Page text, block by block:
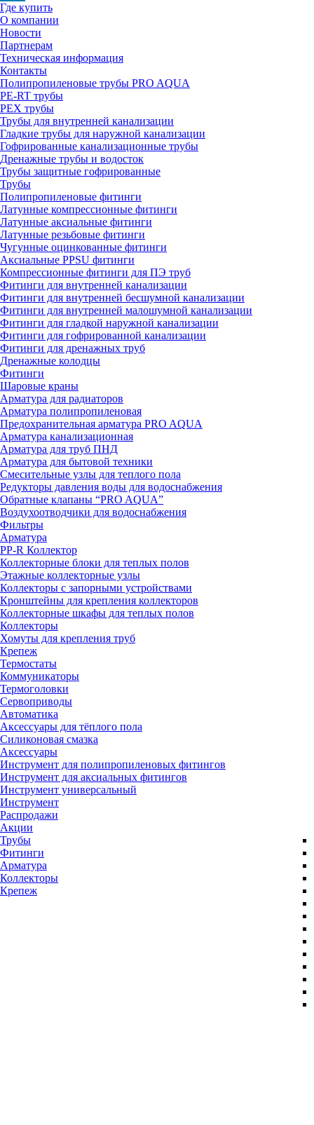
Где купить
О компании
Новости
Партнерам
Техническая информация
Контакты
Полипропиленовые трубы PRO AQUA
PE-RT трубы
PEX трубы
Трубы для внутренней канализации
Гладкие трубы для наружной канализации
Гофрированные канализационные трубы
Дренажные трубы и водосток
Трубы защитные гофрированные
Трубы
Полипропиленовые фитинги
Латунные компрессионные фитинги
Латунные аксиальные фитинги
Латунные резьбовые фитинги
Чугунные оцинкованные фитинги
Аксиальные PPSU фитинги
Компрессионные фитинги для ПЭ труб
Фитинги для внутренней канализации
Фитинги для внутренней бесшумной канализации
Фитинги для внутренней малошумной канализации
Фитинги для гладкой наружной канализации
Фитинги для гофрированной канализации
Фитинги для дренажных труб
Дренажные колодцы
Фитинги
Шаровые краны
Арматура для радиаторов
Арматура полипропиленовая
Предохранительная арматура PRO AQUA
Арматура канализационная
Арматура для труб ПНД
Арматура для бытовой техники
Смесительные узлы для теплого пола
Редукторы давления воды для водоснабжения
Обратные клапаны “PRO AQUA”
Воздухоотводчики для водоснабжения
Фильтры
Арматура
PP-R Коллектор
Коллекторные блоки для теплых полов
Этажные коллекторные узлы
Коллекторы с запорными устройствами
Кронштейны для крепления коллекторов
Коллекторные шкафы для теплых полов
Коллекторы
Хомуты для крепления труб
Крепеж
Термостаты
Коммуникаторы
Термоголовки
Сервоприводы
Автоматика
Аксессуары для тёплого пола
Силиконовая смазка
Аксессуары
Инструмент для полипропиленовых фитингов
Инструмент для аксиальных фитингов
Инструмент универсальный
Инструмент
Распродажи
Акции
Трубы
Фитинги
Арматура
Коллекторы
Крепеж